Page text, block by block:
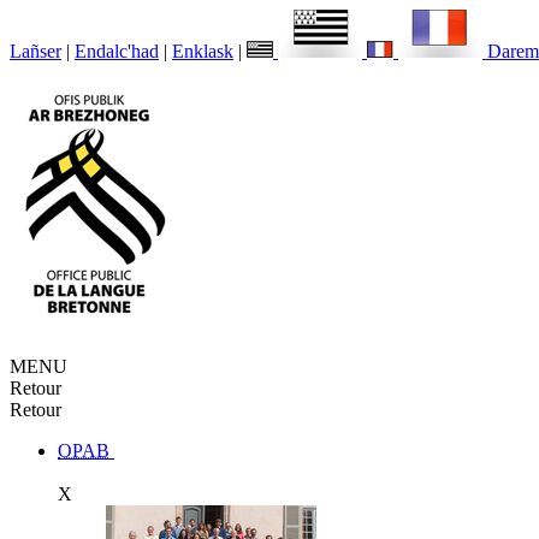
Lañser | Endalc'had | Enklask |
MENU
Retour
Retour
OPAB
X